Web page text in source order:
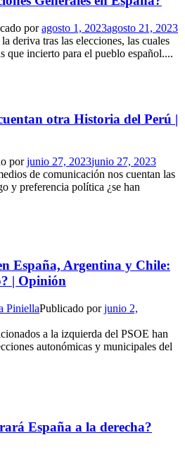
poragosto 1, 2023agosto 21, 2023
deriva tras las elecciones, las cuales
que incierto para el pueblo español....
otra Historia del Perú |
porjunio 27, 2023junio 27, 2023
de comunicación nos cuentan las
y preferencia política ¿se han
España, Argentina y Chile:
| Opinión
PiniellaPublicado porjunio 2,
a la izquierda del PSOE han
autonómicas y municipales del
España a la derecha?